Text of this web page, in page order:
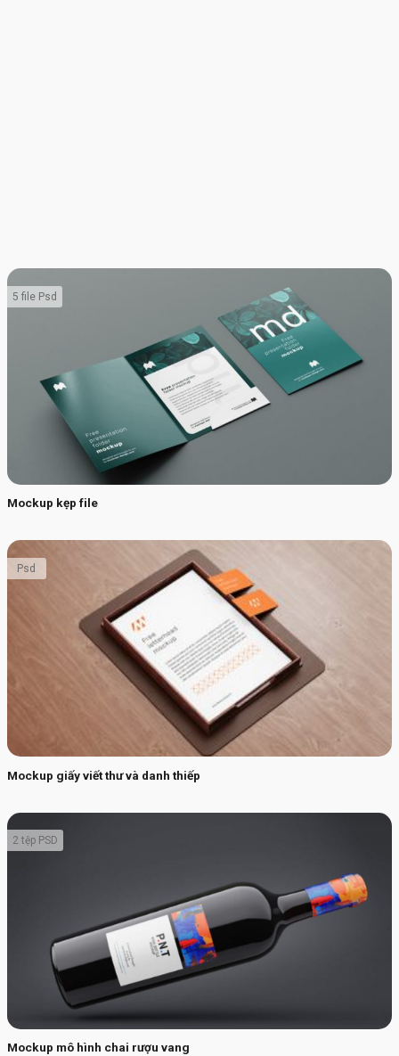
Mockup kẹp file
5 file Psd
Mockup giấy viết thư và danh thiếp
Psd
Mockup mô hình chai rượu vang
2 tệp PSD